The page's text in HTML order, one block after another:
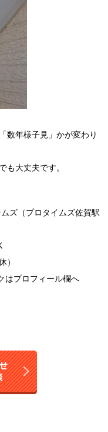
数年様子見」かが変わり
も大丈夫です。
ズ（プロタイムズ佐賀駅
）
はプロフィール欄へ